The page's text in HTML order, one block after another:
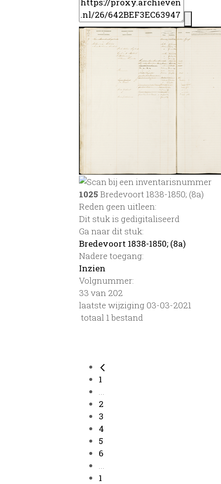
1025 Bredevoort 1838-1850; (8a)
Reden geen uitleen:
Dit stuk is gedigitaliseerd
Ga naar dit stuk:
Bredevoort 1838-1850; (8a)
Nadere toegang:
Inzien
Volgnummer:
33 van 202
laatste wijziging 03-03-2021
totaal 1 bestand
1
...
2
3
4
5
6
...
1